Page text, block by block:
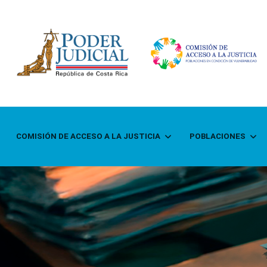
COMISIÓN DE ACCESO A LA JUSTICIA POBLACIONES